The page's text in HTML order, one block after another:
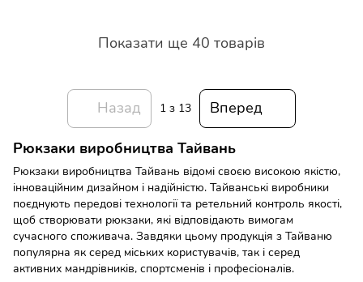
Показати ще 40 товарів
Назад 1 з 13 Вперед
Рюкзаки виробництва Тайвань
Рюкзаки виробництва Тайвань відомі своєю високою якістю,
інноваційним дизайном і надійністю. Тайванські виробники
поєднують передові технології та ретельний контроль якості,
щоб створювати рюкзаки, які відповідають вимогам
сучасного споживача. Завдяки цьому продукція з Тайваню
популярна як серед міських користувачів, так і серед
активних мандрівників, спортсменів і професіоналів.